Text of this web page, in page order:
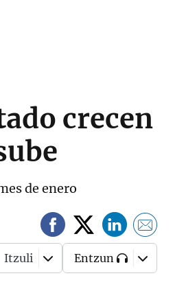
crecen
de enero
Itzuli Entzun